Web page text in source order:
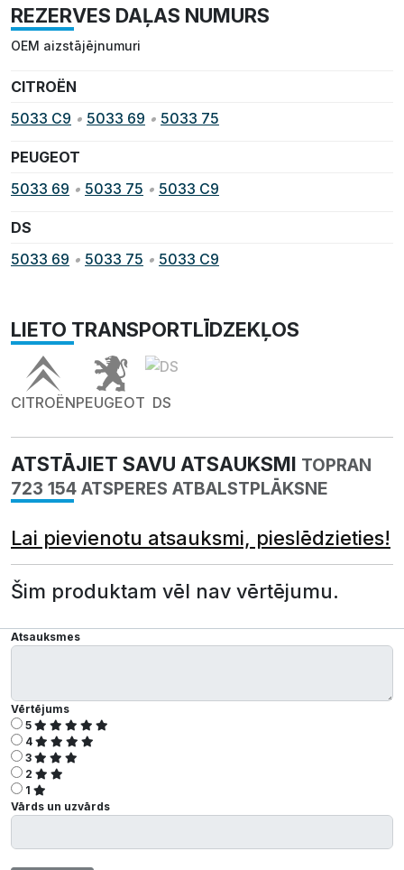
REZERVES DAĻAS NUMURS
OEM aizstājējnumuri
CITROËN
5033 C9 • 5033 69 • 5033 75
PEUGEOT
5033 69 • 5033 75 • 5033 C9
DS
5033 69 • 5033 75 • 5033 C9
LIETO TRANSPORTLĪDZEKĻOS
CITROËNPEUGEOT DS
ATSTĀJIET SAVU ATSAUKSMI TOPRAN
723 154 ATSPERES ATBALSTPLĀKSNE
Lai pievienotu atsauksmi, pieslēdzieties!
Šim produktam vēl nav vērtējumu.
Atsauksmes
Vērtējums
5
4
3
2
1
Vārds un uzvārds